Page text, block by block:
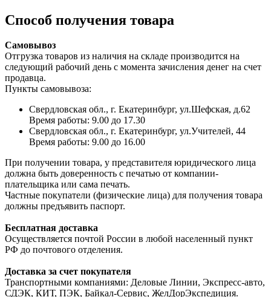
Способ получения товара
Самовывоз
Отгрузка товаров из наличия на складе производится на
следующий рабочий день с момента зачисления денег на счет
продавца.
Пункты самовывоза:
Свердловская обл., г. Екатеринбург, ул.Шефская, д.62
Время работы: 9.00 до 17.30
Свердловская обл., г. Екатеринбург, ул.Учителей, 44
Время работы: 9.00 до 16.00
При получении товара, у представителя юридического лица
должна быть доверенность с печатью от компании-
плательщика или сама печать.
Частные покупатели (физические лица) для получения товара
должны предъявить паспорт.
Бесплатная доставка
Осуществляется почтой России в любой населенный пункт
РФ до почтового отделения.
Доставка за счет покупателя
Транспортными компаниями: Деловые Линии, Экспресс-авто,
СДЭК, КИТ, ПЭК, Байкал-Сервис, ЖелДорЭкспедиция.